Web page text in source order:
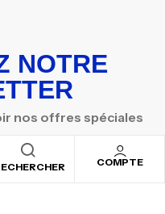
COMPTE
NOTRE
nos offres spéciales